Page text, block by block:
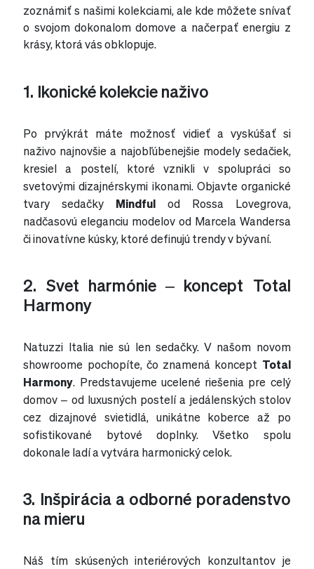
zoznámiť s našimi kolekciami, ale kde môžete snívať
o svojom dokonalom domove a načerpať energiu z
krásy, ktorá vás obklopuje.
1. Ikonické kolekcie naživo
Po prvýkrát máte možnosť vidieť a vyskúšať si
naživo najnovšie a najobľúbenejšie modely sedačiek,
kresiel a postelí, ktoré vznikli v spolupráci so
svetovými dizajnérskymi ikonami. Objavte organické
tvary sedačky Mindful od Rossa Lovegrova,
nadčasovú eleganciu modelov od Marcela Wandersa
či inovatívne kúsky, ktoré definujú trendy v bývaní.
2. Svet harmónie – koncept Total
Harmony
Natuzzi Italia nie sú len sedačky. V našom novom
showroome pochopíte, čo znamená koncept Total
Harmony. Predstavujeme ucelené riešenia pre celý
domov – od luxusných postelí a jedálenských stolov
cez dizajnové svietidlá, unikátne koberce až po
sofistikované bytové doplnky. Všetko spolu
dokonale ladí a vytvára harmonický celok.
3. Inšpirácia a odborné poradenstvo
na mieru
Náš tím skúsených interiérových konzultantov je